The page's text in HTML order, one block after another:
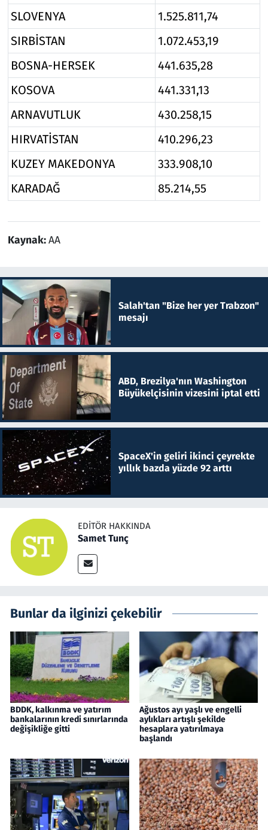
SLOVENYA
1.525.811,74
SIRBİSTAN
1.072.453,19
BOSNA-HERSEK
441.635,28
KOSOVA
441.331,13
ARNAVUTLUK
430.258,15
HIRVATİSTAN
410.296,23
KUZEY MAKEDONYA
333.908,10
KARADAĞ
85.214,55
Kaynak:AA
Salah'tan "Bize her yer Trabzon"
mesajı
ABD, Brezilya'nın Washington
Büyükelçisinin vizesini iptal etti
SpaceX'in geliri ikinci çeyrekte
yıllık bazda yüzde 92 arttı
EDITÖR HAKKINDA
Samet Tunç
Bunlar da ilginizi çekebilir
BDDK, kalkınma ve yatırım
bankalarının kredi sınırlarında
değişikliğe gitti
Ağustos ayı yaşlı ve engelli
aylıkları artışlı şekilde
hesaplara yatırılmaya
başlandı